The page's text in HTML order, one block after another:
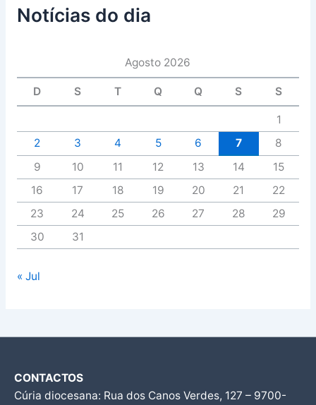
Notícias do dia
Agosto 2026
D S T Q Q S S
1
2
3 4 5 6 7
8
9
10 11 12 13 14
15
16
17 18 19 20 21
22
23
24 25 26 27 28
29
30
31
« Jul
CONTACTOS
Cúria diocesana: Rua dos Canos Verdes, 127 – 9700-